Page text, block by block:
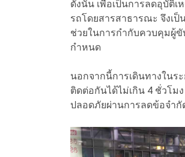
ดังนั้น เพื่อเป็นการลดอุบัติ
รถโดยสารสาธารณะ จึงเ
ช่วยในการกำกับควบคุมผู้ขั
กำหนด
นอกจากนี้การเดินทางในร
ติดต่อกันได้ไม่เกิน 4 ชั่วโม
ปลอดภัยผ่านการลดข้อจำ